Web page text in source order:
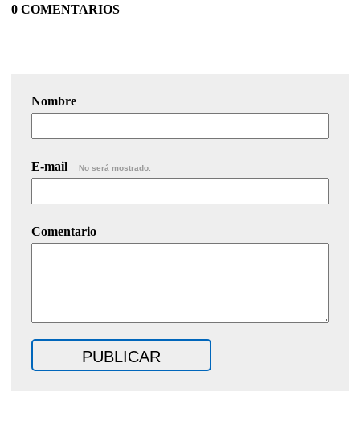
0 COMENTARIOS
Nombre
E-mail No será mostrado.
Comentario